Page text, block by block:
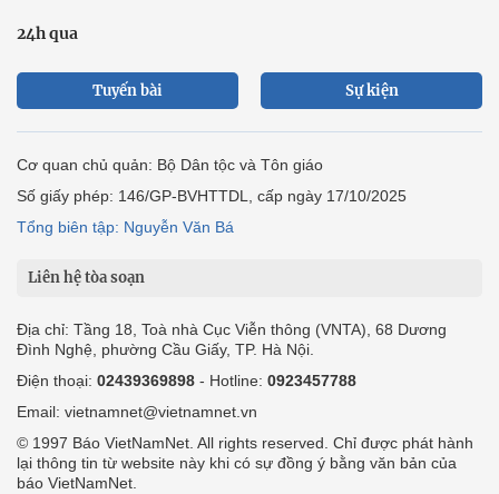
24h qua
Tuyến bài Sự kiện
Cơ quan chủ quản: Bộ Dân tộc và Tôn giáo
Số giấy phép: 146/GP-BVHTTDL, cấp ngày 17/10/2025
Tổng biên tập: Nguyễn Văn Bá
Liên hệ tòa soạn
Địa chỉ: Tầng 18, Toà nhà Cục Viễn thông (VNTA), 68 Dương
Đình Nghệ, phường Cầu Giấy, TP. Hà Nội.
Điện thoại: 02439369898 - Hotline: 0923457788
Email: vietnamnet@vietnamnet.vn
© 1997 Báo VietNamNet. All rights reserved. Chỉ được phát hành
lại thông tin từ website này khi có sự đồng ý bằng văn bản của
báo VietNamNet.